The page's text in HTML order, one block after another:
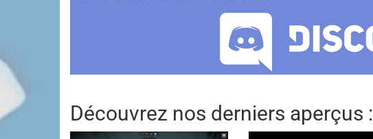
Découvrez nos derniers aperçus :